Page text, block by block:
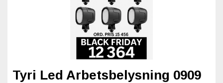
Tyri Led Arbetsbelysning 0909